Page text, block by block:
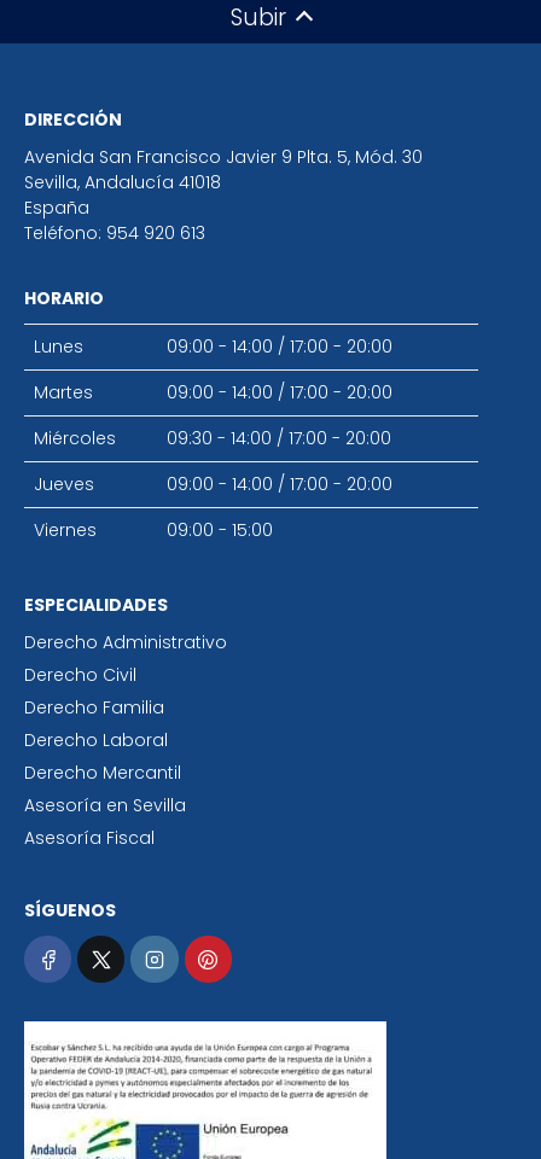
Subir
DIRECCIÓN
Avenida San Francisco Javier 9 Plta. 5, Mód. 30
Sevilla, Andalucía 41018
España
Teléfono: 954 920 613
HORARIO
Lunes
09:00 - 14:00 / 17:00 - 20:00
Martes
09:00 - 14:00 / 17:00 - 20:00
Miércoles
09:30 - 14:00 / 17:00 - 20:00
Jueves
09:00 - 14:00 / 17:00 - 20:00
Viernes
09:00 - 15:00
ESPECIALIDADES
Derecho Administrativo
Derecho Civil
Derecho Familia
Derecho Laboral
Derecho Mercantil
Asesoría en Sevilla
Asesoría Fiscal
SÍGUENOS